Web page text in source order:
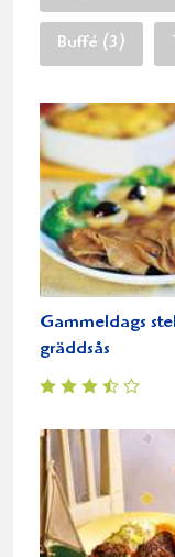
Buffé (3)
Gammeldags
gräddsås